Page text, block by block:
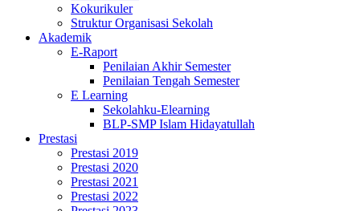
Kokurikuler
Struktur Organisasi Sekolah
Akademik
E-Raport
Penilaian Akhir Semester
Penilaian Tengah Semester
E Learning
Sekolahku-Elearning
BLP-SMP Islam Hidayatullah
Prestasi
Prestasi 2019
Prestasi 2020
Prestasi 2021
Prestasi 2022